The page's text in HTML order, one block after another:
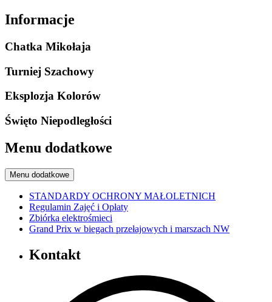
Informacje
Chatka Mikołaja
Turniej Szachowy
Eksplozja Kolorów
Święto Niepodległości
Menu dodatkowe
Menu dodatkowe
STANDARDY OCHRONY MAŁOLETNICH
Regulamin Zajęć i Opłaty
Zbiórka elektrośmieci
Grand Prix w biegach przełajowych i marszach NW
Kontakt